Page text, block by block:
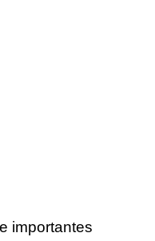
importantes